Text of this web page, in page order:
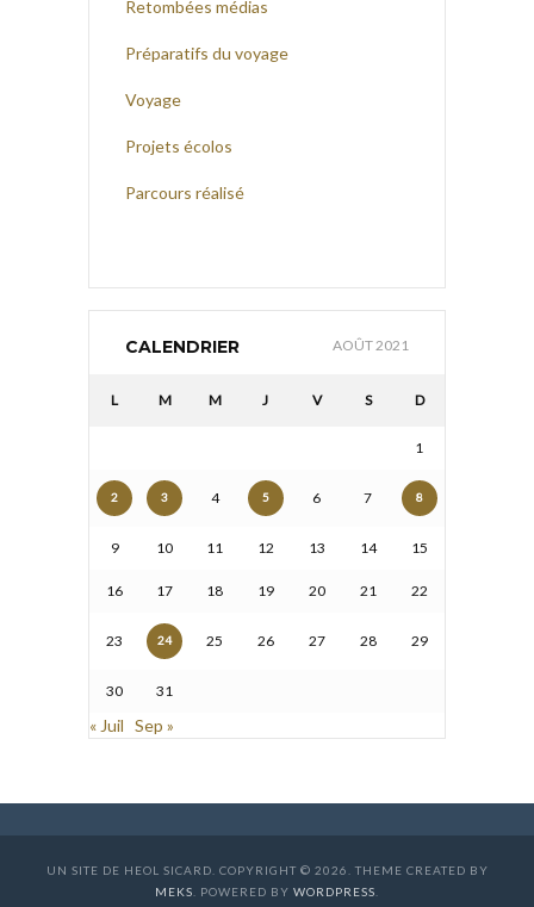
Retombées médias
Préparatifs du voyage
Voyage
Projets écolos
Parcours réalisé
CALENDRIER AOÛT 2021
L M M J V S D
1
2 3 4 5 6 7 8
9 10 11 12 13 14 15
16 17 18 19 20 21 22
23 24 25 26 27 28 29
30 31
« Juil Sep »
UN SITE DE HEOL SICARD. COPYRIGHT © 2026. THEME CREATED BY
MEKS . POWERED BY WORDPRESS